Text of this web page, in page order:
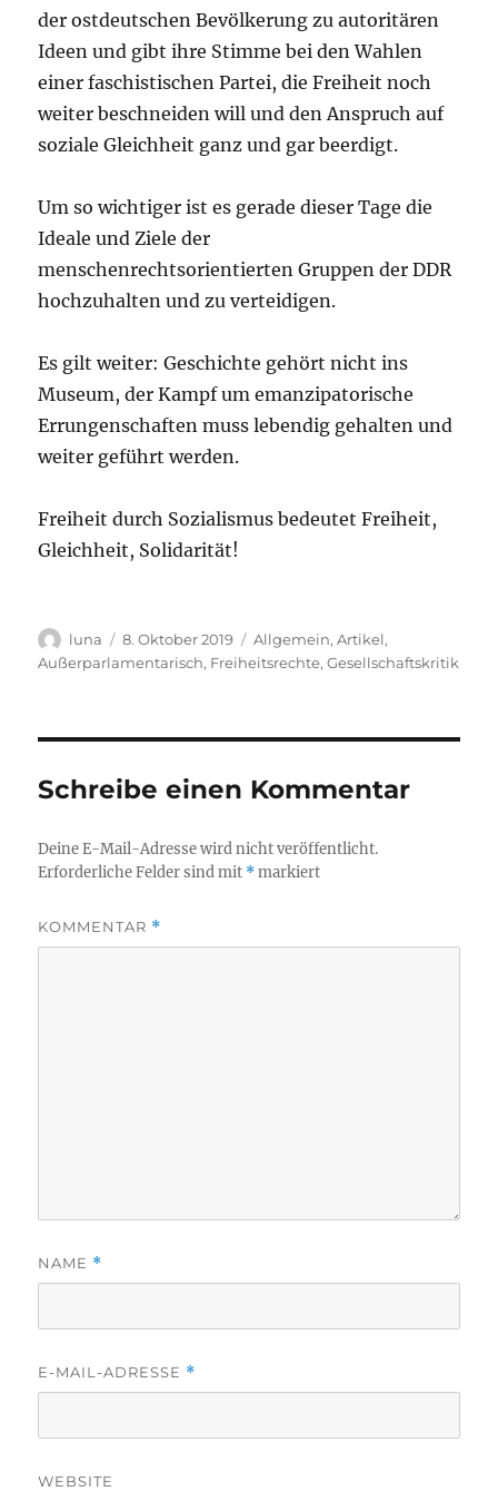
der ostdeutschen Bevölkerung zu autoritären
Ideen und gibt ihre Stimme bei den Wahlen
einer faschistischen Partei, die Freiheit noch
weiter beschneiden will und den Anspruch auf
soziale Gleichheit ganz und gar beerdigt.
Um so wichtiger ist es gerade dieser Tage die
Ideale und Ziele der
menschenrechtsorientierten Gruppen der DDR
hochzuhalten und zu verteidigen.
Es gilt weiter: Geschichte gehört nicht ins
Museum, der Kampf um emanzipatorische
Errungenschaften muss lebendig gehalten und
weiter geführt werden.
Freiheit durch Sozialismus bedeutet Freiheit,
Gleichheit, Solidarität!
Autor
luna
Veröffentlicht
am
8. Oktober 2019 Kategorien
Allgemein,Artikel,
Außerparlamentarisch, Freiheitsrechte,Gesellschaftskritik
Schreibe einen Kommentar
Deine E-Mail-Adresse wird nicht veröffentlicht.
Erforderliche Felder sind mit *markiert
KOMMENTAR *
NAME *
E-MAIL-ADRESSE *
WEBSITE